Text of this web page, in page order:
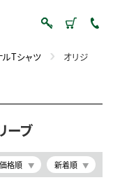
ルTシャツ オリジ
ーブ
価格順 新着順